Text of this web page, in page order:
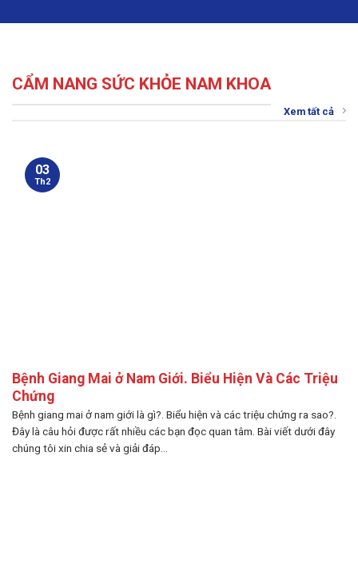
CẨM NANG SỨC KHỎE NAM KHOA
Xem tất cả
Bệnh Giang Mai ở Nam Giới. Biểu Hiện Và Các Triệu
Chứng
Bệnh giang mai ở nam giới là gì?. Biểu hiện và các triệu chứng ra sao?.
Đây là câu hỏi được rất nhiều các bạn đọc quan tâm. Bài viết dưới đây
chúng tôi xin chia sẻ và giải đáp...
03
Th2